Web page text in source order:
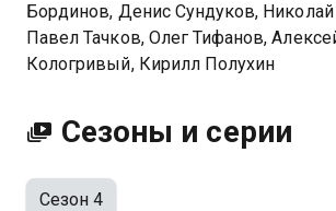
Бординов, Денис Сундуков, Николай
Павел Тачков, Олег Тифанов,
Кологривый, Кирилл Полухин
Сезоны и серии
Сезон 4